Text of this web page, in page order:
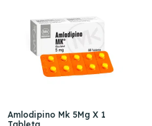
Amlodipino Mk 5Mg X 1